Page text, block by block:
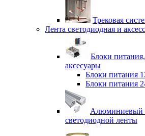
Трековая
Лента светодиодная и
Блоки
аксесуары
Блоки питания
Блоки питания
Алюминиевый
светодиодной ленты